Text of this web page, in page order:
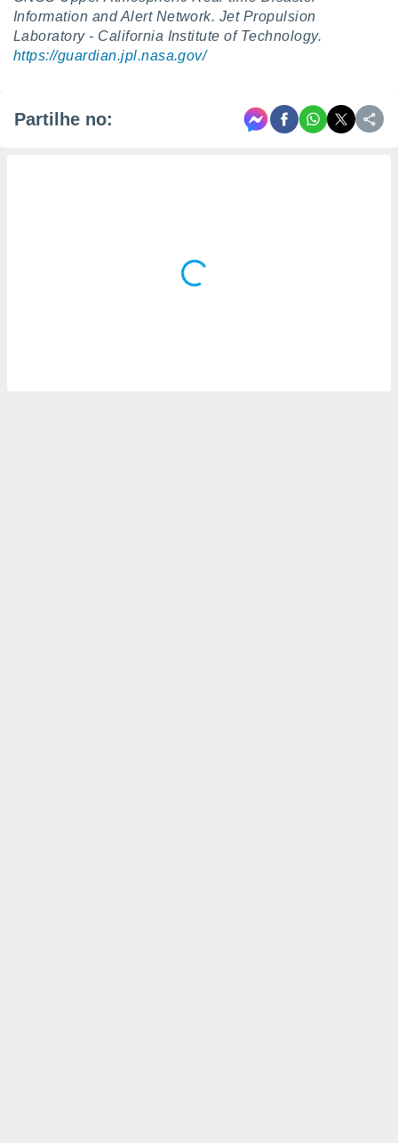
Information and Alert Network. Jet Propulsion
Laboratory - California Institute of Technology.
https://guardian.jpl.nasa.gov/
Partilhe no: